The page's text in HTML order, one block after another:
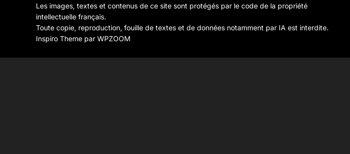
Les images, textes et contenus de ce site sont protégés par le code de la propriété
intellectuelle français.
Toute copie, reproduction, fouille de textes et de données notamment par IA est interdite.
Inspiro Theme par WPZOOM